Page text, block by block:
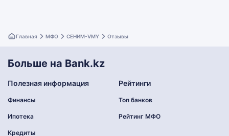
Главная МФО СЕНИМ-VMY Отзывы
Больше на Bank.kz
Полезная информация
Финансы
Ипотека
Кредиты
Рейтинги
Топ банков
Рейтинг МФО